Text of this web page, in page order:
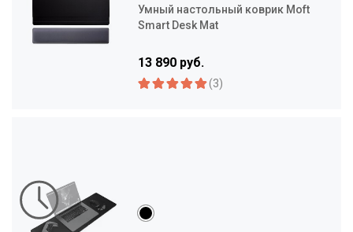
Умный настольный коврик Moft
Smart Desk Mat
13 890 руб.
(3)